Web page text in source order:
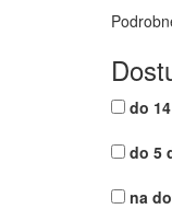
do
do 5
na